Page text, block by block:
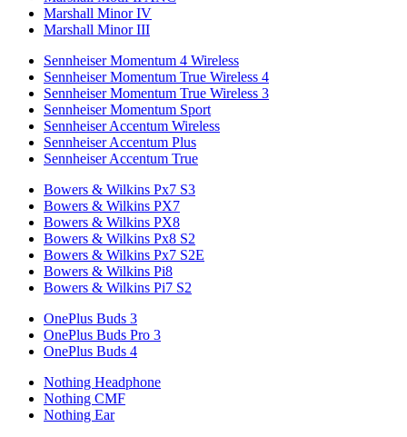
Marshall Minor IV
Marshall Minor III
Sennheiser Momentum 4 Wireless
Sennheiser Momentum True Wireless 4
Sennheiser Momentum True Wireless 3
Sennheiser Momentum Sport
Sennheiser Accentum Wireless
Sennheiser Accentum Plus
Sennheiser Accentum True
Bowers & Wilkins Px7 S3
Bowers & Wilkins PX7
Bowers & Wilkins PX8
Bowers & Wilkins Px8 S2
Bowers & Wilkins Px7 S2E
Bowers & Wilkins Pi8
Bowers & Wilkins Pi7 S2
OnePlus Buds 3
OnePlus Buds Pro 3
OnePlus Buds 4
Nothing Headphone
Nothing CMF
Nothing Ear